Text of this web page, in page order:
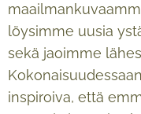
löysimme uusia
sekä jaoimme
inspiroiva, että